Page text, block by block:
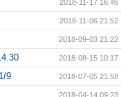
2018-11-17 16:46
2018-11-06 21:52
2018-09-03 21:22
2018-08-15 10:17
9 2018-07-05 21:58
2018-04-14 09:23